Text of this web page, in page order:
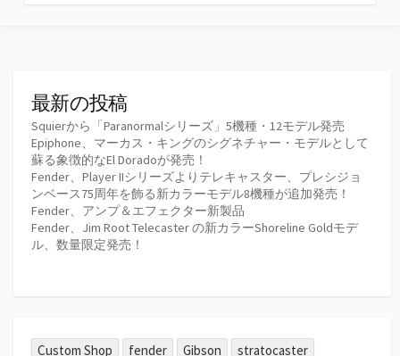
最新の投稿
Squierから「Paranormalシリーズ」5機種・12モデル発売
Epiphone、マーカス・キングのシグネチャー・モデルとして
蘇る象徴的なEl Doradoが発売！
Fender、Player IIシリーズよりテレキャスター、プレシジョ
ンベース75周年を飾る新カラーモデル8機種が追加発売！
Fender、アンプ＆エフェクター新製品
Fender、Jim Root Telecaster の新カラーShoreline Goldモデ
ル、数量限定発売！
Custom Shop fender Gibson
stratocaster